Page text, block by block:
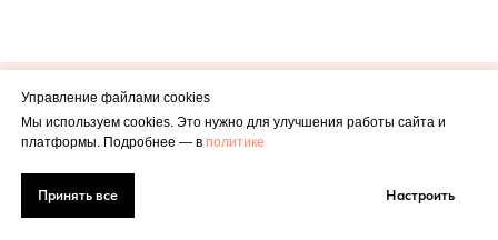
Управление файлами cookies
Мы используем cookies. Это нужно для улучшения работы сайта и
платформы. Подробнее — в политике
Принять все Настроить
Вы не останетесь один
на один с разработкой